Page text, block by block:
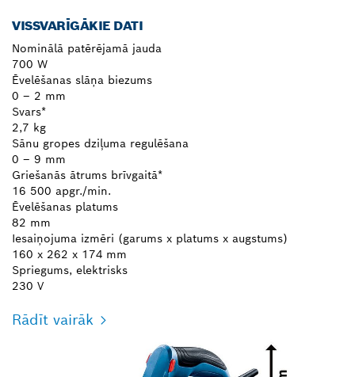
VISSVARĪGĀKIE DATI
Nominālā patērējamā jauda
700 W
Ēvelēšanas slāņa biezums
0 – 2 mm
Svars*
2,7 kg
Sānu gropes dziļuma regulēšana
0 – 9 mm
Griešanās ātrums brīvgaitā*
16 500 apgr./min.
Ēvelēšanas platums
82 mm
Iesaiņojuma izmēri (garums x platums x augstums)
160 x 262 x 174 mm
Spriegums, elektrisks
230 V
Rādīt vairāk